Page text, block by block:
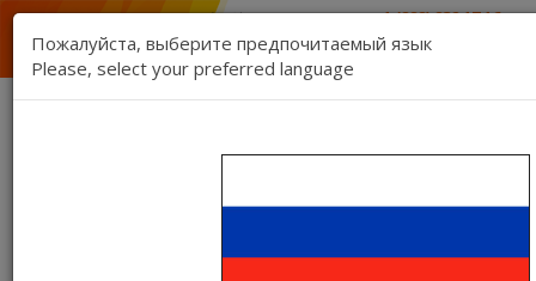
1 (888) 832 17 16
1 (888) 827 06 06
техническая поддержка
Связь Регистрация Вход
Kartina TV Brooklyn
Пожалуйста, выберите предпочитаемый язык
Please, select your preferred language